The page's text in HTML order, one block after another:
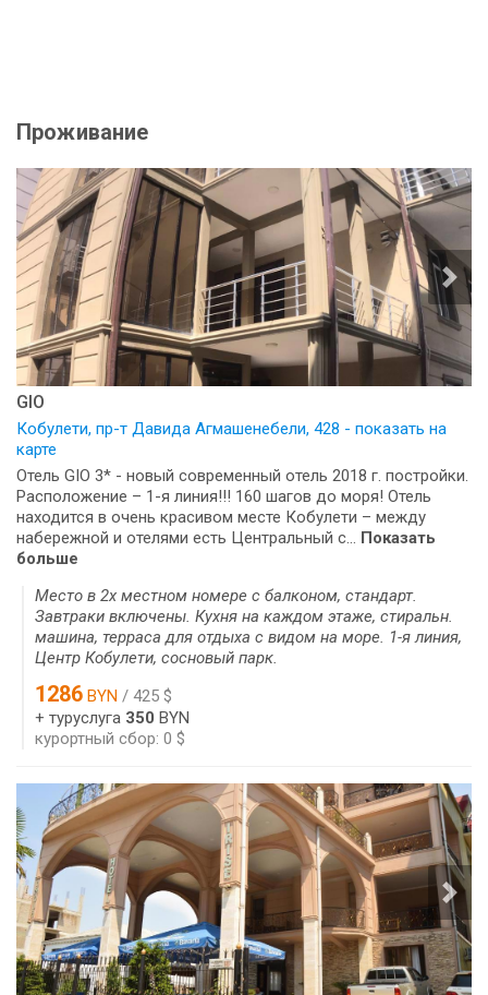
Проживание
GIO
Кобулети, пр-т Давида Агмашенебели, 428 - показать на
карте
Отель GIO 3* - новый современный отель 2018 г. постройки.
Расположение – 1-я линия!!! 160 шагов до моря! Отель
находится в очень красивом месте Кобулети – между
набережной и отелями есть Центральный с... Показать
больше
Место в 2х местном номере с балконом, стандарт.
Завтраки включены. Кухня на каждом этаже, стиральн.
машина, терраса для отдыха с видом на море. 1-я линия,
Центр Кобулети, сосновый парк.
1286 BYN / 425 $
+ туруслуга 350 BYN
курортный сбор: 0 $